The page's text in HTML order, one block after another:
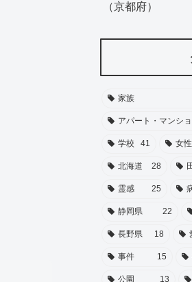
（京都府）
家族
アパート・マンシ
学校 41 女性
北海道 28
霊感 25
静岡県 22
長野県 18
事件 15
公園 13